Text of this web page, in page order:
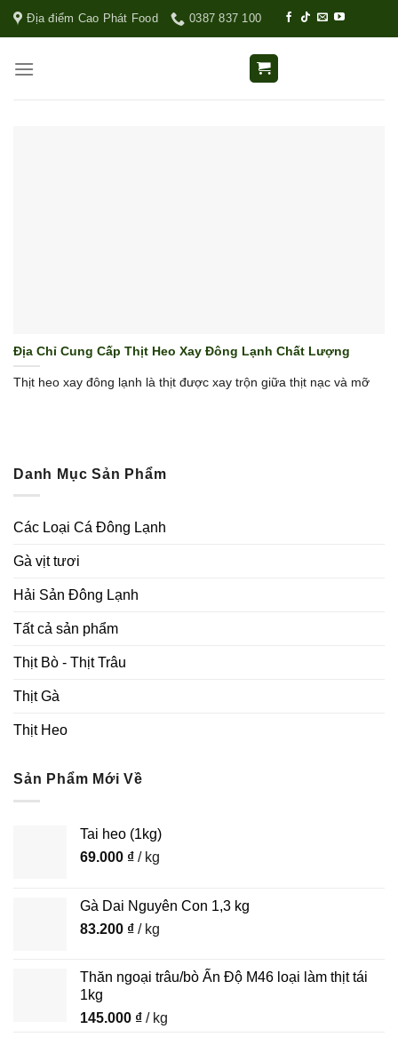
Địa điểm Cao Phát Food 0387 837 100
Địa Chỉ Cung Cấp Thịt Heo Xay Đông Lạnh Chất Lượng
Thịt heo xay đông lạnh là thịt được xay trộn giữa thịt nạc và mỡ
Danh Mục Sản Phẩm
Các Loại Cá Đông Lạnh
Gà vịt tươi
Hải Sản Đông Lạnh
Tất cả sản phẩm
Thịt Bò - Thịt Trâu
Thịt Gà
Thịt Heo
Sản Phẩm Mới Về
Tai heo (1kg)
69.000 ₫ / kg
Gà Dai Nguyên Con 1,3 kg
83.200 ₫ / kg
Thăn ngoại trâu/bò Ấn Độ M46 loại làm thịt tái
1kg
145.000 ₫ / kg